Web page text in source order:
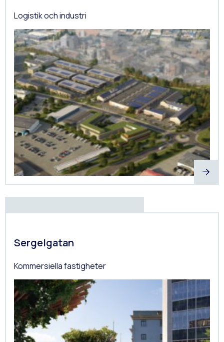
Logistik och industri
Sergelgatan
Kommersiella fastigheter